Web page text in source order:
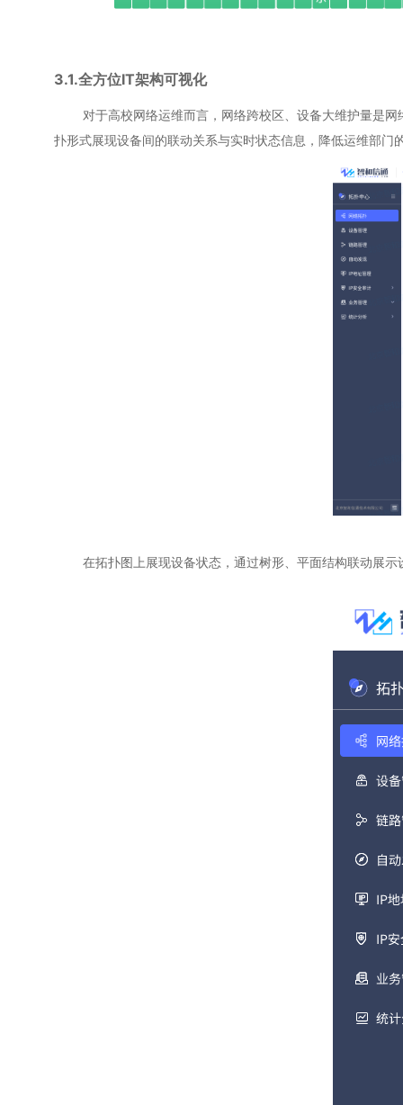
3.1.全方位IT架构可视化
对于高校网络运维而言，网络跨校区、设备大维护量是网
扑形式展现设备间的联动关系与实时状态信息，降低运维部
在拓扑图上展现设备状态，通过树形、平面结构联动展示